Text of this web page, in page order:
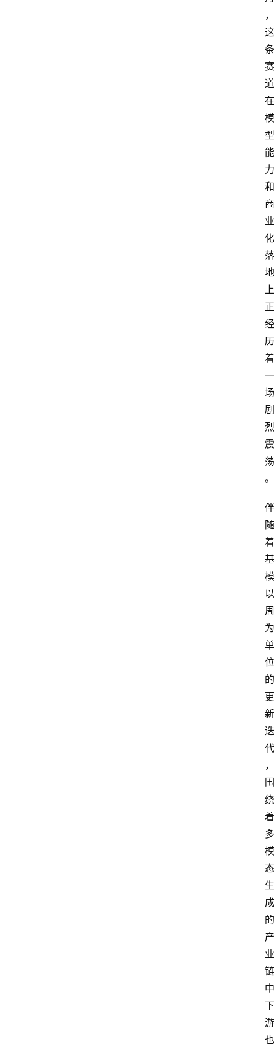
，
这
条
赛
道
在
模
型
能
力
和
商
业
化
落
地
上
正
经
历
着
一
场
剧
烈
震
荡
。
伴
随
着
基
模
以
周
为
单
位
的
更
新
迭
代
，
围
绕
着
多
模
态
生
成
的
产
业
链
中
下
游
也